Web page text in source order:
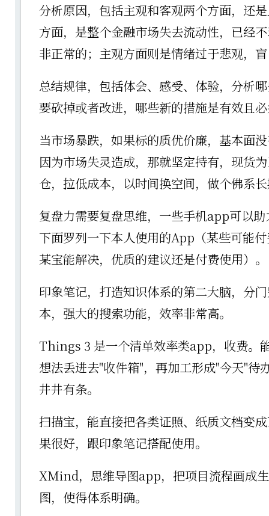
分析原因，包括主观和客观两个方面，还
方面，是整个金融市场失去流动性，已经
非正常的；主观方面则是情绪过于悲观，
总结规律，包括体会、感受、体验，分析
要砍掉或者改进，哪些新的措施是有效且
当市场暴跌，如果标的质优价廉，基本面
因为市场失灵造成，那就坚定持有，现货
仓，拉低成本，以时间换空间，做个佛系
复盘力需要复盘思维，一些手机app可以
下面罗列一下本人使用的App（某些可能
某宝能解决，优质的建议还是付费使用）。
印象笔记，打造知识体系的第二大脑，分
本，强大的搜索功能，效率非常高。
Things 3 是一个清单效率类app，收费。
想法丢进去"收件箱"，再加工形成"今天"待
井井有条。
扫描宝，能直接把各类证照、纸质文档变
果很好，跟印象笔记搭配使用。
XMind，思维导图app，把项目流程画成
图，使得体系明确。